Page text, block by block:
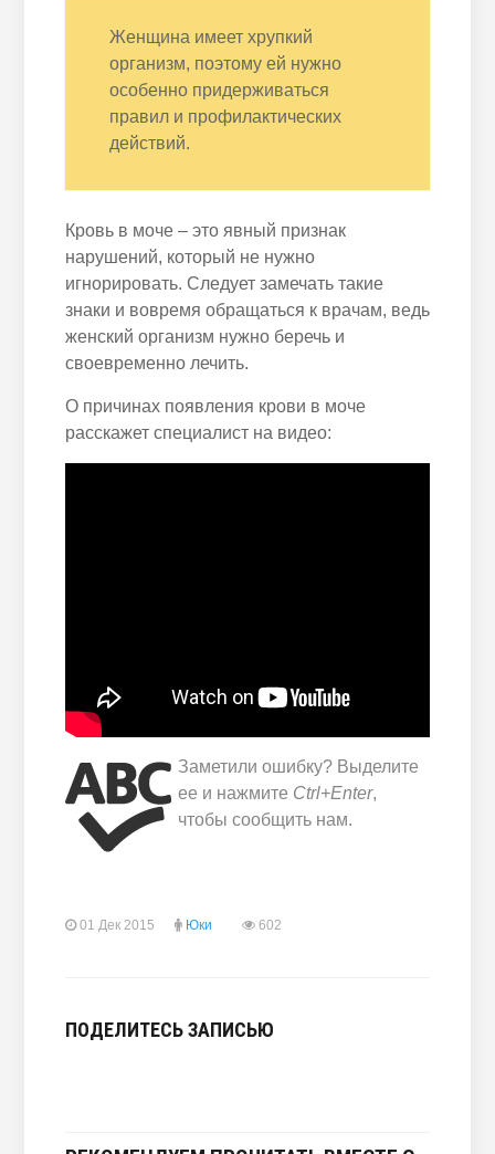
Женщина имеет хрупкий
организм, поэтому ей нужно
особенно придерживаться
правил и профилактических
действий.
Кровь в моче – это явный признак
нарушений, который не нужно
игнорировать. Следует замечать такие
знаки и вовремя обращаться к врачам, ведь
женский организм нужно беречь и
своевременно лечить.
О причинах появления крови в моче
расскажет специалист на видео:
Заметили ошибку? Выделите
ее и нажмите Ctrl+Enter,
чтобы сообщить нам.
01 Дек 2015 Юки 602
ПОДЕЛИТЕСЬ ЗАПИСЬЮ